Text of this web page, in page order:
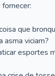
que
asma viciam?
esportes